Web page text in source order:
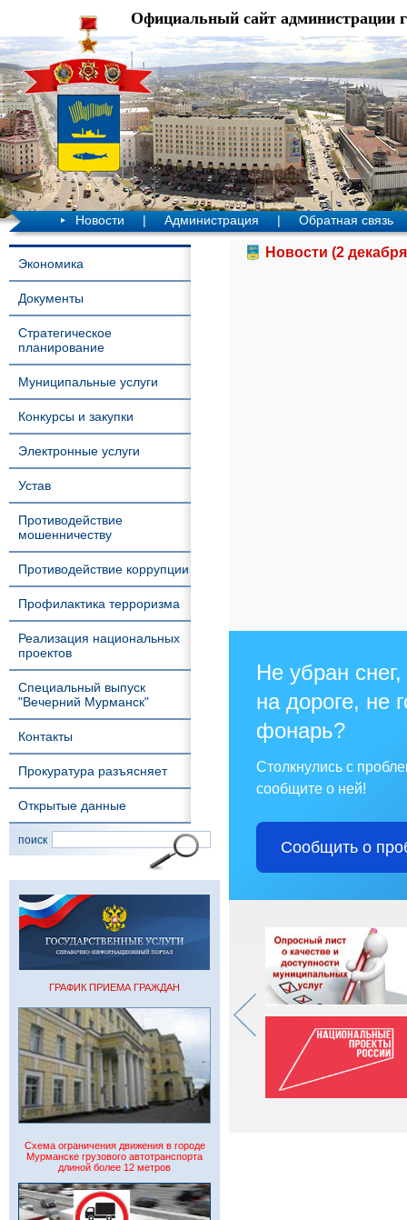
Официальный сайт администрации
Новости | Администрация | Обратная связь
Экономика
Документы
Стратегическое
планирование
Муниципальные услуги
Конкурсы и закупки
Электронные услуги
Устав
Противодействие
мошенничеству
Противодействие коррупции
Профилактика терроризма
Реализация национальных
проектов
Специальный выпуск
"Вечерний Мурманск"
Контакты
Прокуратура разъясняет
Открытые данные
поиск
ГРАФИК ПРИЕМА ГРАЖДАН
Схема ограничения движения в городе
Мурманске грузового автотранспорта
длиной более 12 метров
Новости (2
Не убран
на дороге, не
фонарь?
Столкнулись с
сообщите о ней!
Сообщить о